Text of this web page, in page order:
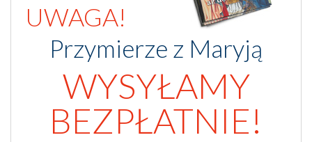
UWAGA!
Przymierze z Maryją
WYSYŁAMY
BEZPŁATNIE!